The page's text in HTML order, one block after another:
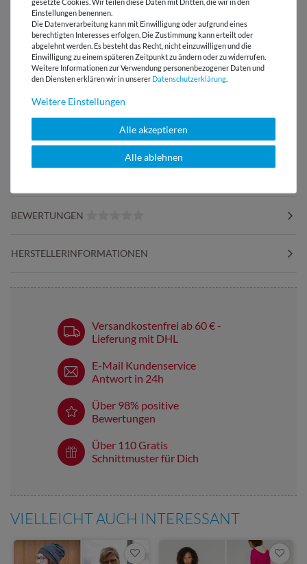
Beppi - Der
Klebebandabroller
Knopfform
BEWERTUNGEN
HERSTELLERINFORMATIONEN
Versandkostenfrei ab 60 € -
Lieferung mit DHL
E-Mail Kundenservice
Antwort in 24h
Über 98% positive
Bewertungen
Über 110 Gratis
Schnittmuster für Dich
VIELLEICHT AUCH INTERESSANT
Einstellungen benennen.
Die Datenverarbeitung kann mit Einwilligung oder aufgrund eines
berechtigten Interesses erfolgen. Die Zustimmung kann erteilt oder
abgelehnt werden. Es besteht das Recht, nicht einzuwilligen und die
Einwilligung zu einem späteren Zeitpunkt zu ändern oder zu widerrufen.
Weitere Informationen zur Verwendung personenbezogener Daten und
den Diensten erklären wir in unserer Daten­schutz­erklärung
Weitere Einstellungen
Alle akzeptieren
Alle ablehnen